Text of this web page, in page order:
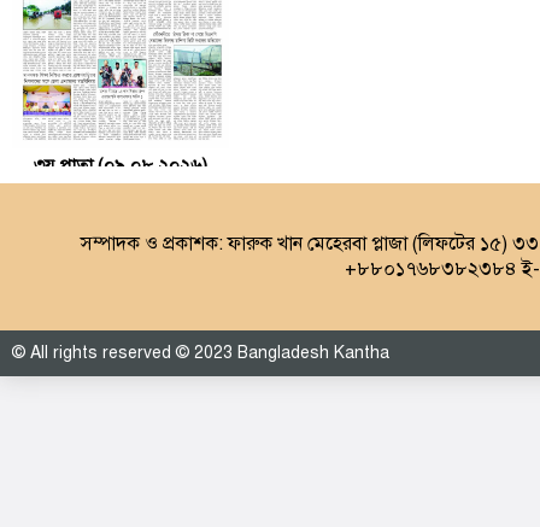
৩য় পাতা (০৯.০৮.২০২৬)
সম্পাদক ও প্রকাশক: ফারুক খান মেহেরবা প্লাজা (লিফটের ১৫)
+৮৮০১৭৬৮৩৮২৩৮৪ ই-
© All rights reserved © 2023 Bangladesh Kantha